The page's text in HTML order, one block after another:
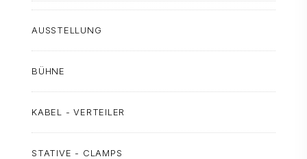
AUSSTELLUNG
BÜHNE
KABEL - VERTEILER
STATIVE - CLAMPS